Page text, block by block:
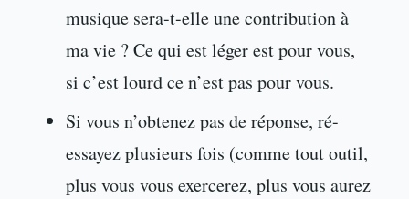
musique sera-t-elle une contribution à
ma vie ? Ce qui est léger est pour vous,
si c’est lourd ce n’est pas pour vous.
Si vous n’obtenez pas de réponse, ré-
essayez plusieurs fois (comme tout outil,
plus vous vous exercerez, plus vous aurez